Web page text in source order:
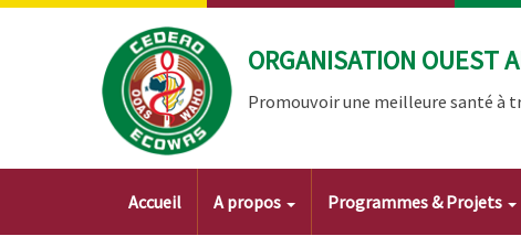
Aller
ORGANISATION OUEST
Promouvoir une meilleure santé à
Main
navigation
Accueil A propos Programmes & Projets